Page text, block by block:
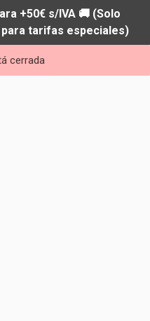
+50€ s/IVA 🚚 (Solo
tarifas especiales)
cerrada